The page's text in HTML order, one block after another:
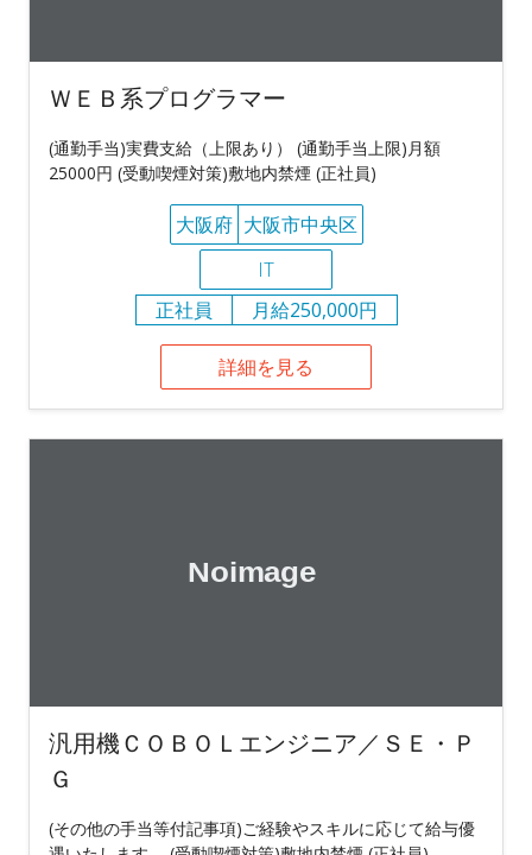
ＷＥＢ系プログラマー
(通勤手当)実費支給（上限あり） (通勤手当上限)月額
25000円 (受動喫煙対策)敷地内禁煙 (正社員)
大阪府 大阪市中央区
IT
正社員
月給250,000円
詳細を見る
汎用機ＣＯＢＯＬエンジニア／ＳＥ・Ｐ
Ｇ
(その他の手当等付記事項)ご経験やスキルに応じて給与優